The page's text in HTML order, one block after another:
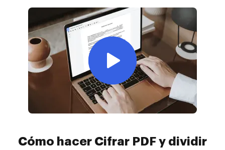
Cómo hacer Cifrar PDF y dividir